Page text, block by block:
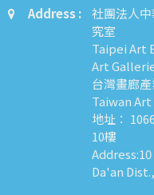
Address :
社團法人
究室
Taipei Art
Art
台灣畫廊
Taiwan
地址：
10樓
Address:10
Da'an